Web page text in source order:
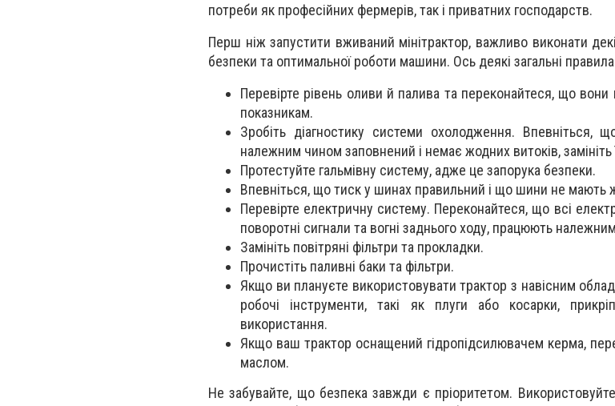
потреби як професійних фермерів, так і приватних господарств.
Перш ніж запустити вживаний мінітрактор, важливо виконати
безпеки та оптимальної роботи машини. Ось деякі загальні
Перевірте рівень оливи й палива та переконайтеся, що
показникам.
Зробіть діагностику системи охолодження. Впевніться,
належним чином заповнений і немає жодних витоків, замініть
Протестуйте гальмівну систему, адже це запорука безпеки.
Впевніться, що тиск у шинах правильний і що шини не
Перевірте електричну систему. Переконайтеся, що всі
поворотні сигнали та вогні заднього ходу, працюють
Замініть повітряні фільтри та прокладки.
Прочистіть паливні баки та фільтри.
Якщо ви плануєте використовувати трактор з навісним
робочі інструменти, такі як плуги або косарки,
використання.
Якщо ваш трактор оснащений гідропідсилювачем керма,
маслом.
Не забувайте, що безпека завжди є пріоритетом.